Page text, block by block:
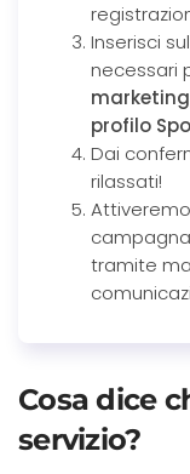
Inserisci
necessari
marketing
profilo
Dai
rilassati!
tramite
Cosa dice
servizio?